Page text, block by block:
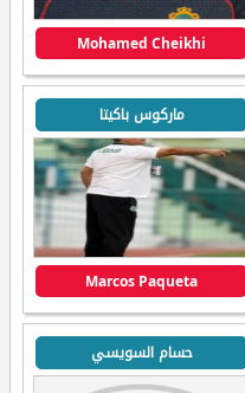
Mohamed Cheikhi
ماركوس باكيتا
Marcos Paqueta
حسام السويسي